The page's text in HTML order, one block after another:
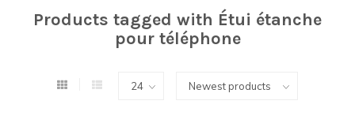
Products tagged with Étui étanche
pour téléphone